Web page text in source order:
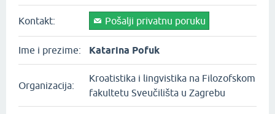
Kontakt: Pošalji privatnu poruku
Ime i prezime: Katarina Pofuk
Organizacija:
Kroatistika i lingvistika na Filozofskom
fakultetu Sveučilišta u Zagrebu